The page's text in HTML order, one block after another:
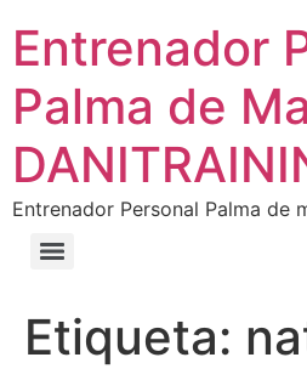
Entrenador
Palma de
Entrenador Personal Palma de
Etiqueta: